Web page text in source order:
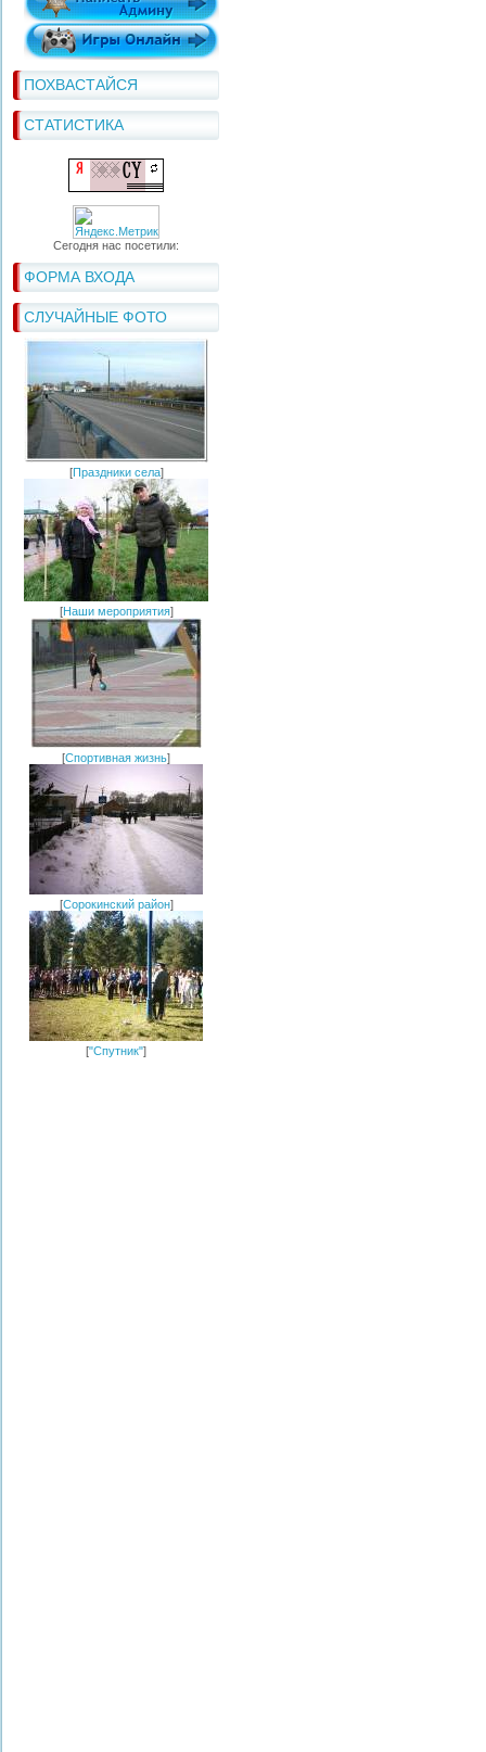
ПОХВАСТАЙСЯ
СТАТИСТИКА
Сегодня нас посетили:
ФОРМА ВХОДА
СЛУЧАЙНЫЕ ФОТО
[Праздники села]
[Наши мероприятия]
[Спортивная жизнь]
[Сорокинский район]
["Спутник"]